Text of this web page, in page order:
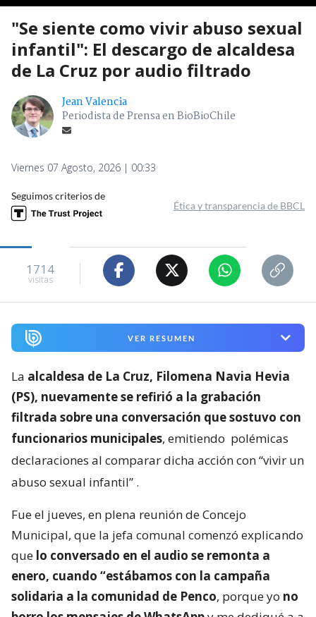
"Se siente como vivir abuso sexual
infantil": El descargo de alcaldesa
de La Cruz por audio filtrado
Jean Valencia
Periodista de Prensa en BioBioChile
Viernes 07 Agosto, 2026 | 00:33
Seguimos criterios de
Ética y transparencia de BBCL
1714
visitas
VER RESUMEN
La alcaldesa de La Cruz, Filomena Navia Hevia
(PS), nuevamente se refirió a la grabación
filtrada sobre una conversación que sostuvo con
funcionarios municipales, emitiendo polémicas
declaraciones al comparar dicha acción con “vivir un
abuso sexual infantil” .
Fue el jueves, en plena reunión de Concejo
Municipal, que la jefa comunal comenzó explicando
que lo conversado en el audio se remonta a
enero, cuando “estábamos con la campaña
solidaria a la comunidad de Penco, porque yo no